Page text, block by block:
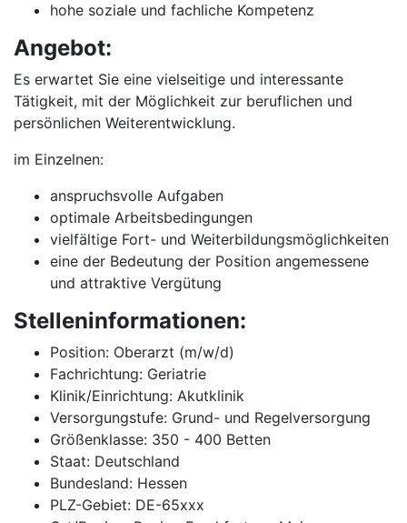
hohe soziale und fachliche Kompetenz
Angebot:
Es erwartet Sie eine vielseitige und interessante
Tätigkeit, mit der Möglichkeit zur beruflichen und
persönlichen Weiterentwicklung.
im Einzelnen:
anspruchsvolle Aufgaben
optimale Arbeitsbedingungen
vielfältige Fort- und Weiterbildungsmöglichkeiten
eine der Bedeutung der Position angemessene
und attraktive Vergütung
Stelleninformationen:
Position: Oberarzt (m/w/d)
Fachrichtung: Geriatrie
Klinik/Einrichtung: Akutklinik
Versorgungstufe: Grund- und Regelversorgung
Größenklasse: 350 - 400 Betten
Staat: Deutschland
Bundesland: Hessen
PLZ-Gebiet: DE-65xxx